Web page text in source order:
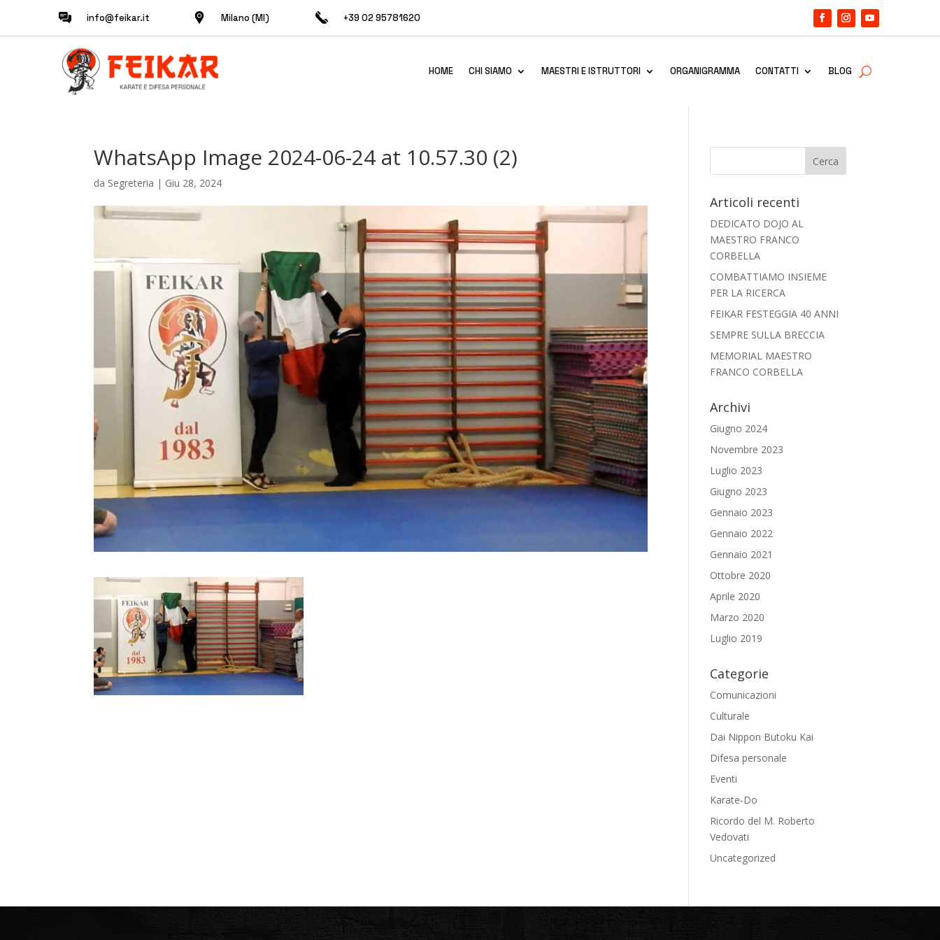
info@feikar.it Milano (MI) +39 02 95781620
HOME CHI SIAMO MAESTRI E ISTRUTTORI ORGANIGRAMMA CONTATTI BLOG
WhatsApp Image 2024-06-24 at 10.57.30 (2)
da Segreteria | Giu 28, 2024
Articoli recenti
DEDICATO DOJO AL
MAESTRO FRANCO
CORBELLA
COMBATTIAMO INSIEME
PER LA RICERCA
FEIKAR FESTEGGIA 40 ANNI
SEMPRE SULLA BRECCIA
MEMORIAL MAESTRO
FRANCO CORBELLA
Archivi
Giugno 2024
Novembre 2023
Luglio 2023
Giugno 2023
Gennaio 2023
Gennaio 2022
Gennaio 2021
Ottobre 2020
Aprile 2020
Marzo 2020
Luglio 2019
Categorie
Comunicazioni
Culturale
Dai Nippon Butoku Kai
Difesa personale
Eventi
Karate-Do
Ricordo del M. Roberto
Vedovati
Uncategorized